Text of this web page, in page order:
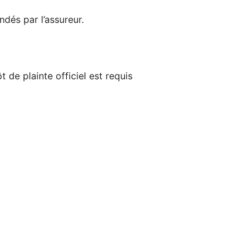
par l’assureur.
de plainte officiel est requis